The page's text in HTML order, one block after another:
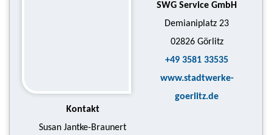
Kontakt
Susan Jantke-Braunert
SWG Service GmbH
Demianiplatz 23
02826 Görlitz
+49 3581 33535
www.stadtwerke-
goerlitz.de